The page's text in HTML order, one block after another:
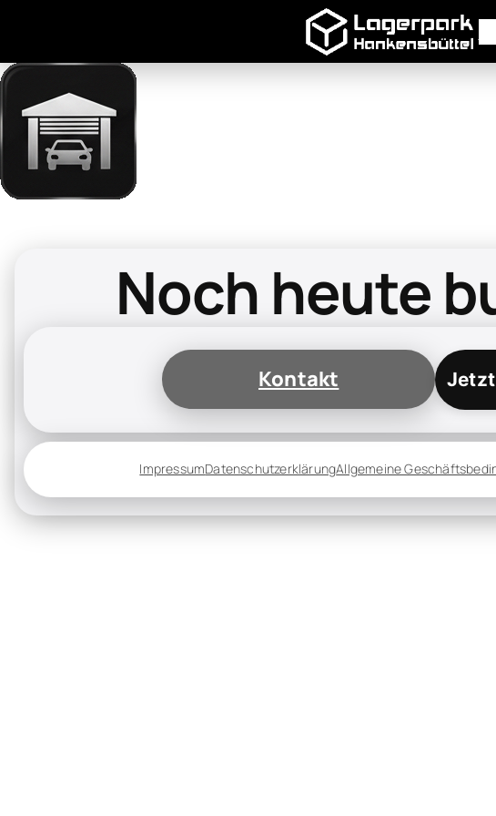
Noch heute
Kontakt
ImpressumDatenschutzerklärungAllgemeine